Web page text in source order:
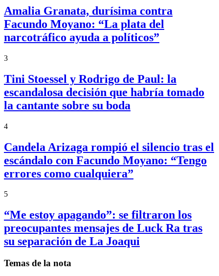
Amalia Granata, durísima contra
Facundo Moyano: “La plata del
narcotráfico ayuda a políticos”
3
Tini Stoessel y Rodrigo de Paul: la
escandalosa decisión que habría tomado
la cantante sobre su boda
4
Candela Arizaga rompió el silencio tras el
escándalo con Facundo Moyano: “Tengo
errores como cualquiera”
5
“Me estoy apagando”: se filtraron los
preocupantes mensajes de Luck Ra tras
su separación de La Joaqui
Temas de la nota